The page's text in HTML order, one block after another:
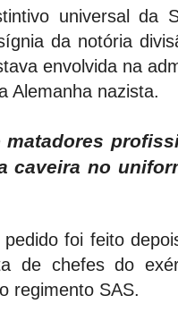
universal da
da notória
envolvida na
Alemanha nazista.
matadores
caveira no
foi feito
de chefes do
regimento SAS.